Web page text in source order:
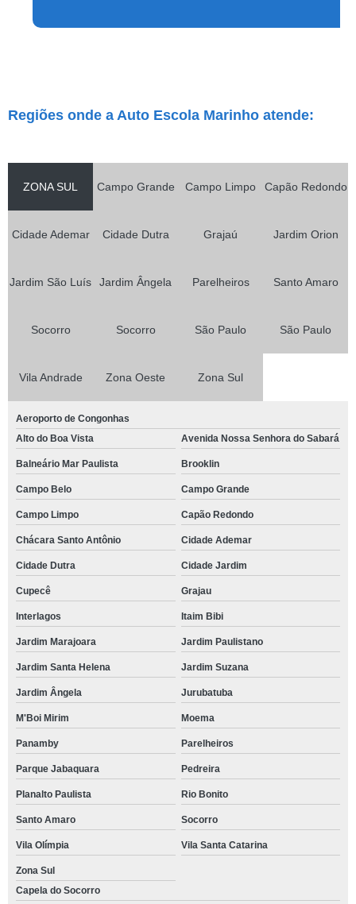
Regiões onde a Auto Escola Marinho atende:
ZONA SUL Campo Grande Campo Limpo Capão Redondo
Cidade Ademar Cidade Dutra Grajaú Jardim Orion
Jardim São Luís Jardim Ângela Parelheiros Santo Amaro
Socorro Socorro São Paulo São Paulo
Vila Andrade Zona Oeste Zona Sul
Aeroporto de Congonhas
Alto do Boa Vista
Avenida Nossa Senhora do Sabará
Balneário Mar Paulista Brooklin
Campo Belo Campo Grande
Campo Limpo Capão Redondo
Chácara Santo Antônio Cidade Ademar
Cidade Dutra Cidade Jardim
Cupecê Grajau
Interlagos Itaim Bibi
Jardim Marajoara Jardim Paulistano
Jardim Santa Helena Jardim Suzana
Jardim Ângela Jurubatuba
M'Boi Mirim Moema
Panamby Parelheiros
Parque Jabaquara Pedreira
Planalto Paulista Rio Bonito
Santo Amaro Socorro
Vila Olímpia Vila Santa Catarina
Zona Sul
Capela do Socorro